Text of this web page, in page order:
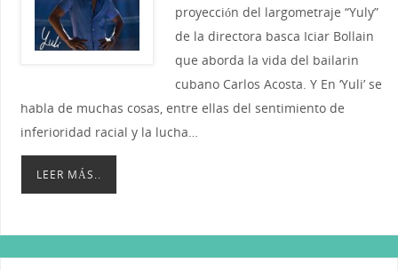
proyección del largometraje “Yuly”
de la directora basca Iciar Bollain
que aborda la vida del bailarin
cubano Carlos Acosta. Y En ‘Yuli’ se
habla de muchas cosas, entre ellas del sentimiento de
inferioridad racial y la lucha…
LEER MÁS..